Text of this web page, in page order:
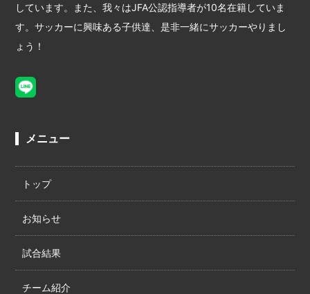
しています。また、我々はJFA公認指導者が10名在籍していま
す。サッカーに興味ある子供達、是非一緒にサッカーやりまし
ょう！
メニュー
トップ
お知らせ
試合結果
チーム紹介